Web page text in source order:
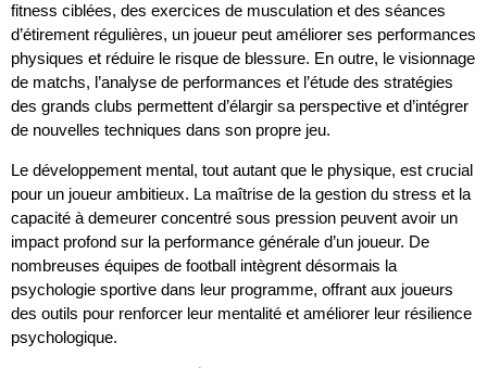
fitness ciblées, des exercices de musculation et des séances
d’étirement régulières, un joueur peut améliorer ses performances
physiques et réduire le risque de blessure. En outre, le visionnage
de matchs, l’analyse de performances et l’étude des stratégies
des grands clubs permettent d’élargir sa perspective et d’intégrer
de nouvelles techniques dans son propre jeu.
Le développement mental, tout autant que le physique, est crucial
pour un joueur ambitieux. La maîtrise de la gestion du stress et la
capacité à demeurer concentré sous pression peuvent avoir un
impact profond sur la performance générale d’un joueur. De
nombreuses équipes de football intègrent désormais la
psychologie sportive dans leur programme, offrant aux joueurs
des outils pour renforcer leur mentalité et améliorer leur résilience
psychologique.